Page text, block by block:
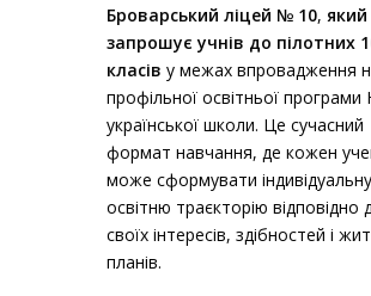
Броварський ліцей № 10, який
запрошує учнів до пілотних
класів у межах впровадження
профільної освітньої програми
української школи. Це сучасний
формат навчання, де кожен
може сформувати індивідуальну
освітню траєкторію відповідно
своїх інтересів, здібностей і
планів.